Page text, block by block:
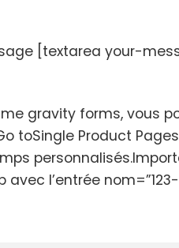
[textarea your-
gravity forms, vous
toSingle Product
l’entrée